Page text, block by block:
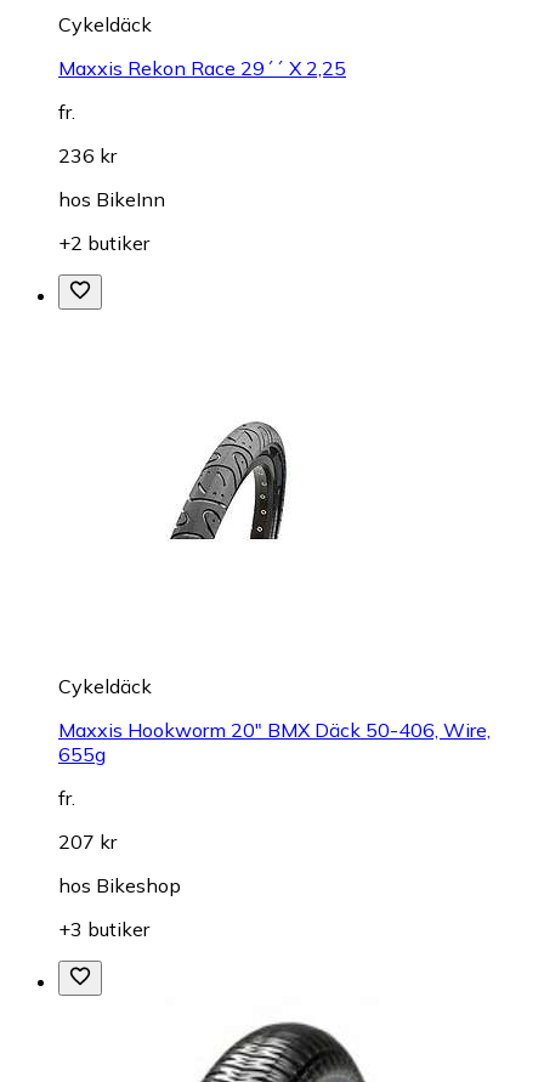
Cykeldäck
Maxxis Rekon Race 29´´ X 2,25
fr.
236 kr
hos BikeInn
+2 butiker
Cykeldäck
Maxxis Hookworm 20" BMX Däck 50-406, Wire,
655g
fr.
207 kr
hos Bikeshop
+3 butiker